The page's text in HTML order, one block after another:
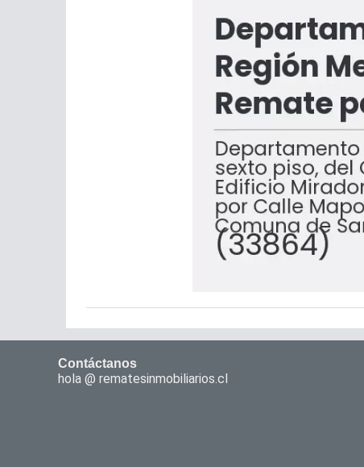
Contáctanos
hola @ rematesinmobiliarios.cl